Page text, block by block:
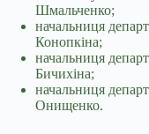
Шмальченко;
начальниця
Конопкіна;
начальниця
Бичихіна;
начальниця
Онищенко.